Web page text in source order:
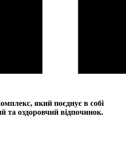
який поєднує в собі
та оздоровчий відпочинок.